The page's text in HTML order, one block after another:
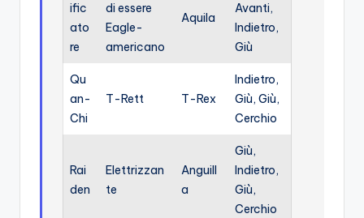
ific
ato
re
di essere
Eagle-
americano
Aquila
Avanti,
Indietro,
Giù
Qu
an-
Chi
T-Rett T-Rex
Indietro,
Giù, Giù,
Cerchio
Rai
den
Elettrizzan
te
Anguill
a
Giù,
Indietro,
Giù,
Cerchio